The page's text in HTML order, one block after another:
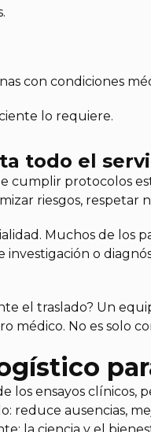
con condiciones
lo requiere.
todo el
cumplir protocolos
riesgos, respetar
Muchos de los
o
el traslado? Un
médico. No es solo
los ensayos clínicos,
reduce ausencias,